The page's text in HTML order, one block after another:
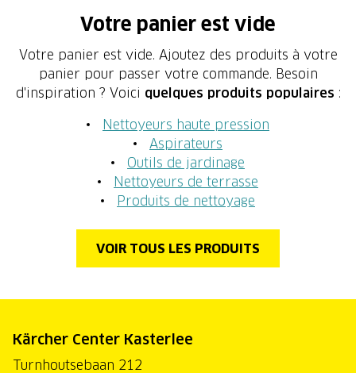
Votre panier est vide
Votre panier est vide. Ajoutez des produits à votre
panier pour passer votre commande. Besoin
d'inspiration ? Voici quelques produits populaires :
Nettoyeurs haute pression
Aspirateurs
Outils de jardinage
Nettoyeurs de terrasse
Produits de nettoyage
VOIR TOUS LES PRODUITS
Kärcher Center Kasterlee
Turnhoutsebaan 212